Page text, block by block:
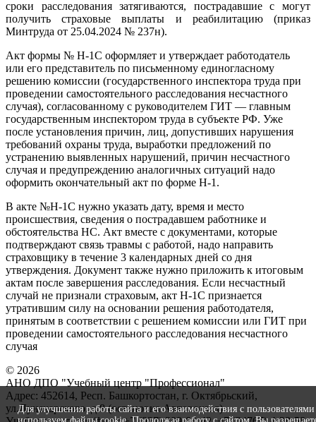
сроки расследования затягиваются, пострадавшие с могут
получить страховые выплаты и реабилитацию (приказ
Минтруда от 25.04.2024 № 237н).
Акт формы № Н-1С оформляет и утверждает работодатель
или его представитель по письменному единогласному
решению комиссии (государственного инспектора труда при
проведении самостоятельного расследования несчастного
случая), согласованному с руководителем ГИТ — главным
государственным инспектором труда в субъекте РФ. Уже
после установления причин, лиц, допустивших нарушения
требований охраны труда, выработки предложений по
устранению выявленных нарушений, причин несчастного
случая и предупреждению аналогичных ситуаций надо
оформить окончательный акт по форме Н-1.
В акте №Н-1С нужно указать дату, время и место
происшествия, сведения о пострадавшем работнике и
обстоятельства НС. Акт вместе с документами, которые
подтверждают связь травмы с работой, надо направить
страховщику в течение 3 календарных дней со дня
утверждения. Документ также нужно приложить к итоговым
актам после завершения расследования. Если несчастный
случай не признали страховым, акт Н-1С признается
утратившим силу на основании решения работодателя,
принятым в соответствии с решением комиссии или ГИТ при
проведении самостоятельного расследования несчастного
случая
© 2026
АНО ДПО "Учебный центр "Профессионал"
Адрес: 452614, Респ. Башкортостан, г. Октябрьский,
ул.Луначарского, д.8 (остановка Автовокзал)
Для улучшения работы сайта и его взаимодействия с